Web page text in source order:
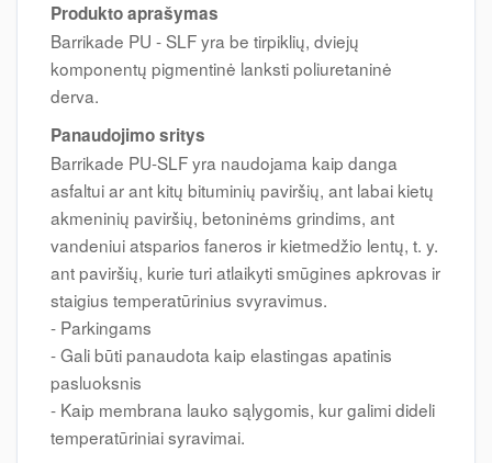
Produkto aprašymas
Barrikade PU - SLF yra be tirpiklių, dviejų
komponentų pigmentinė lanksti poliuretaninė
derva.
Panaudojimo sritys
Barrikade PU-SLF yra naudojama kaip danga
asfaltui ar ant kitų bituminių paviršių, ant labai kietų
akmeninių paviršių, betoninėms grindims, ant
vandeniui atsparios faneros ir kietmedžio lentų, t. y.
ant paviršių, kurie turi atlaikyti smūgines apkrovas ir
staigius temperatūrinius svyravimus.
- Parkingams
- Gali būti panaudota kaip elastingas apatinis
pasluoksnis
- Kaip membrana lauko sąlygomis, kur galimi dideli
temperatūriniai syravimai.